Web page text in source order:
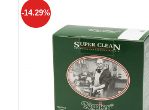
-14.29%